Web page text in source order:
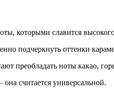
которыми славится
подчеркнуть оттенки
преобладать ноты какао,
считается универсальной.